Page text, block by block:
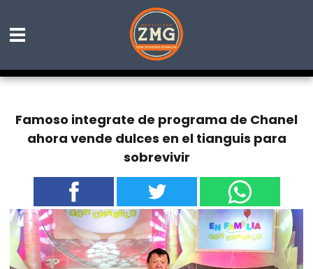
Famoso integrate de programa de Chanel
ahora vende dulces en el tianguis para
sobrevivir